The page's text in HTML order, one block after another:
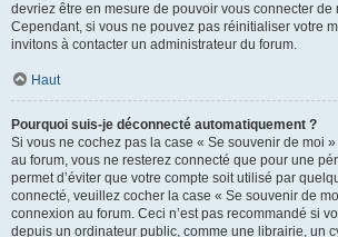
devriez être en mesure de pouvoir vous connecter
Cependant, si vous ne pouvez pas réinitialiser votre
invitons à contacter un administrateur du forum.
Haut
Pourquoi suis-je déconnecté automatiquement ?
Si vous ne cochez pas la case « Se souvenir de moi
au forum, vous ne resterez connecté que pour une
permet d’éviter que votre compte soit utilisé par
connecté, veuillez cocher la case « Se souvenir de
connexion au forum. Ceci n’est pas recommandé si
depuis un ordinateur public, comme une librairie, un